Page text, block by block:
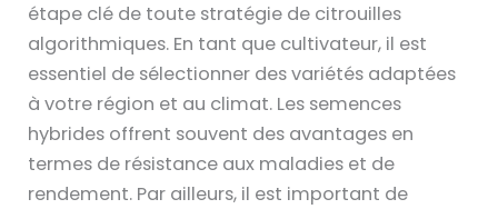
étape clé de toute stratégie de citrouilles
algorithmiques. En tant que cultivateur, il est
essentiel de sélectionner des variétés adaptées
à votre région et au climat. Les semences
hybrides offrent souvent des avantages en
termes de résistance aux maladies et de
rendement. Par ailleurs, il est important de